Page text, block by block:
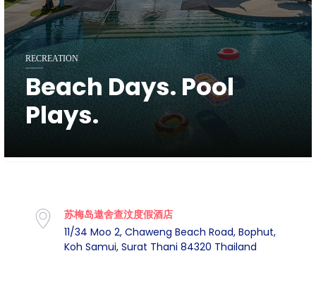
RECREATION
Beach Days. Pool
Plays.
苏梅岛遨舍查汶度假酒店
11/34 Moo 2, Chaweng Beach Road, Bophut,
Koh Samui, Surat Thani 84320 Thailand